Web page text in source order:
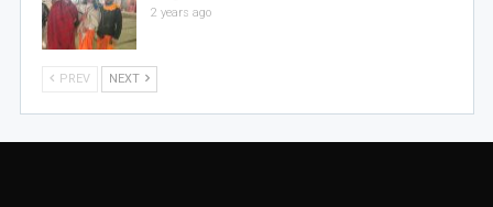
2 years ago
PREV NEXT